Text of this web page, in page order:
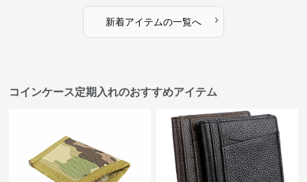
新着アイテムの一覧へ ›
コインケース定期入れのおすすめアイテム